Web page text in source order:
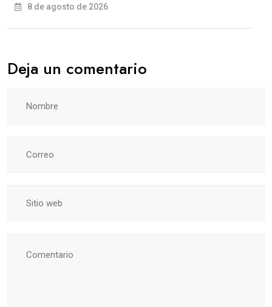
8 de agosto de 2026
Deja un comentario